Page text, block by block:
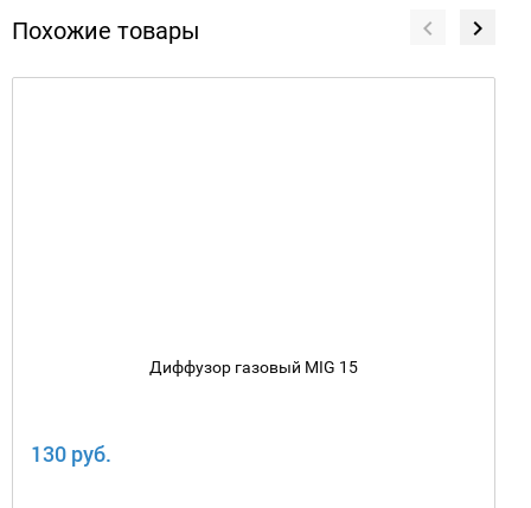
Похожие товары
Диффузор газовый MIG 15
130 руб.